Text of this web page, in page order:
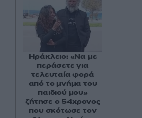
Ηράκλειο: «Να με
περάσετε για
τελευταία φορά
από το μνήμα του
παιδιού μου»
ζήτησε ο 54χρονος
που σκότωσε τον